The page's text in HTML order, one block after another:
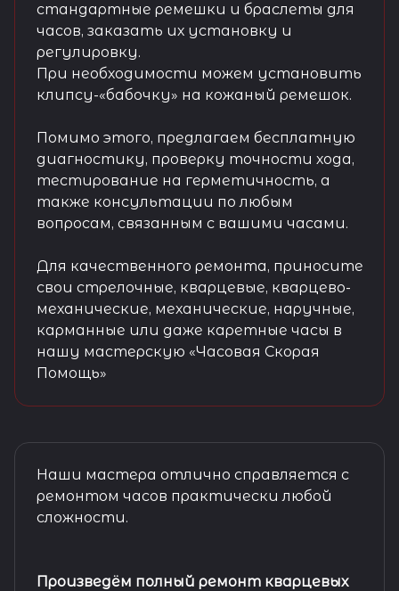
стандартные ремешки и браслеты для
часов, заказать их установку и
регулировку.
При необходимости можем установить
клипсу-«бабочку» на кожаный ремешок.
Помимо этого, предлагаем бесплатную
диагностику, проверку точности хода,
тестирование на герметичность, а
также консультации по любым
вопросам, связанным с вашими часами.
Для качественного ремонта, приносите
свои стрелочные, кварцевые, кварцево-
механические, механические, наручные,
карманные или даже каретные часы в
нашу мастерскую «Часовая Скорая
Помощь»
Наши мастера отлично справляется с
ремонтом часов практически любой
сложности.
Произведём полный ремонт кварцевых